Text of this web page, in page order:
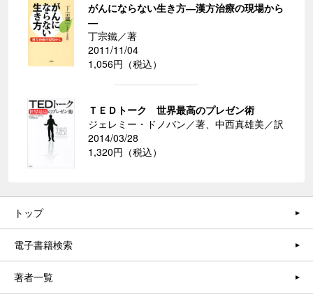
がんにならない生き方―漢方治療の現場から
―
丁宗鐵／著
2011/11/04
1,056円（税込）
ＴＥＤトーク 世界最高のプレゼン術
ジェレミー・ドノバン／著、中西真雄美／訳
2014/03/28
1,320円（税込）
トップ
電子書籍検索
著者一覧